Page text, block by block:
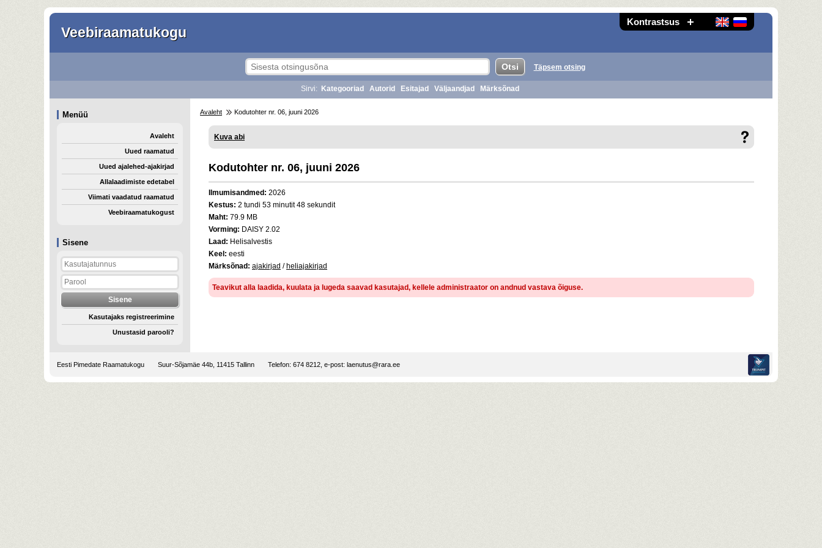
Kontrastsus
Veebiraamatukogu
Sisene
Kasutajaks registreerimine
Unustasid parooli?
Täpsem otsing
Sirvi: Kategooriad Autorid Esitajad Väljaandjad Märksõnad
Menüü
Avaleht
Uued raamatud
Uued ajalehed-ajakirjad
Allalaadimiste edetabel
Viimati vaadatud raamatud
Veebiraamatukogust
Avaleht Kodutohter nr. 06, juuni 2026
Kuva abi
Kodutohter nr. 06, juuni 2026
Ilmumisandmed: 2026
Kestus: 2 tundi 53 minutit 48 sekundit
Maht: 79.9 MB
Vorming: DAISY 2.02
Laad: Helisalvestis
Keel: eesti
Märksõnad: ajakirjad / heliajakirjad
Teavikut alla laadida, kuulata ja lugeda saavad kasutajad, kellele administraator on andnud vastava õiguse.
Eesti Pimedate Raamatukogu Suur-Sõjamäe 44b, 11415 Tallinn Telefon: 674 8212, e-post: laenutus@rara.ee